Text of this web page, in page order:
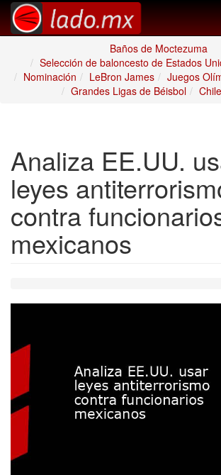
Baños de Moctezuma
Selección de baloncesto de Estados
Nominación
LeBron James Juegos
Grandes Ligas de Béisbol
Chile
Analiza EE.UU.
leyes
contra
mexicanos